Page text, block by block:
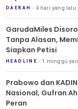
DAERAH 4 hari yang lalu
GarudaMiles
Tanpa Alasan,
Siapkan Petisi
HEADLINE 1 minggu
Prabowo dan
Nasional, Gufran
Peran